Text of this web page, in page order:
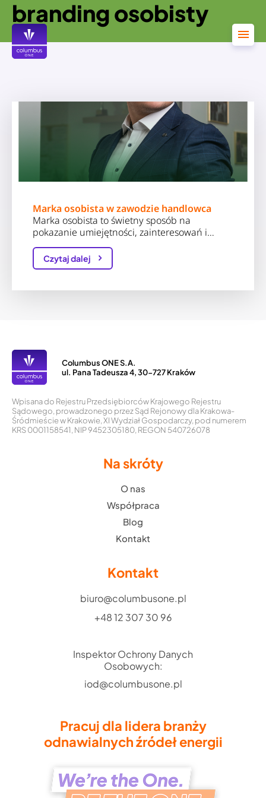
Przejdź
treści
branding osobisty
Marka osobista w zawodzie handlowca
Marka osobista to świetny sposób na
pokazanie umiejętności, zainteresowań i…
Czytaj dalej
Columbus ONE S.A.
ul. Pana Tadeusza 4, 30-727 Kraków
Wpisana do Rejestru Przedsiębiorców Krajowego Rejestru
Sądowego, prowadzonego przez Sąd Rejonowy dla Krakowa-
Śródmieście w Krakowie, XI Wydział Gospodarczy, pod numerem
KRS 0001158541, NIP 9452305180, REGON 540726078
Na skróty
O nas
Współpraca
Blog
Kontakt
Kontakt
biuro@columbusone.pl
+48 12 307 30 96
Inspektor Ochrony Danych
Osobowych:
iod@columbusone.pl
Pracuj dla lidera branży
odnawialnych źródeł energii